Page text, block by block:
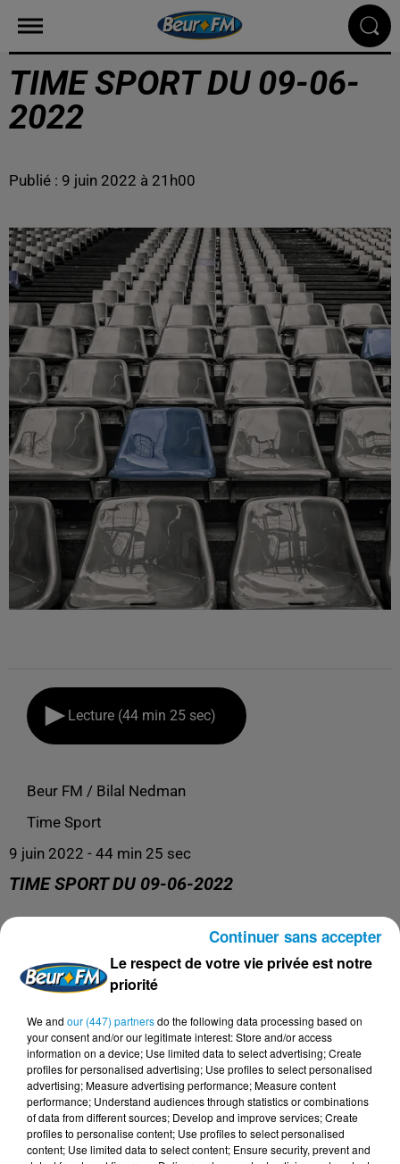
TIME SPORT DU 09-06-
2022
Publié : 9 juin 2022 à 21h00
Lecture (44 min 25 sec)
Beur FM / Bilal Nedman
Time Sport
9 juin 2022 - 44 min 25 sec
TIME SPORT DU 09-06-2022
Le meilleur de l'actualité sportive !
Le respect de votre vie privée est notre
priorité
We and our (447) partnersdo the following data processing based on
your consent and/or our legitimate interest: Store and/or access
information on a device; Use limited data to select advertising; Create
profiles for personalised advertising; Use profiles to select personalised
advertising; Measure advertising performance; Measure content
performance; Understand audiences through statistics or combinations
of data from different sources; Develop and improve services; Create
profiles to personalise content; Use profiles to select personalised
content; Use limited data to select content; Ensure security, prevent and
Continuer sans accepter